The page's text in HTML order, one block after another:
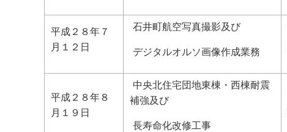
平成２８年７
月１２日
石井町航空写真撮影及び
デジタルオルソ画像作成業務
平成２８年８
月１９日
中央北住宅団地東棟・西棟耐震
補強及び
長寿命化改修工事